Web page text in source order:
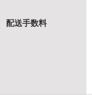
配送手数料